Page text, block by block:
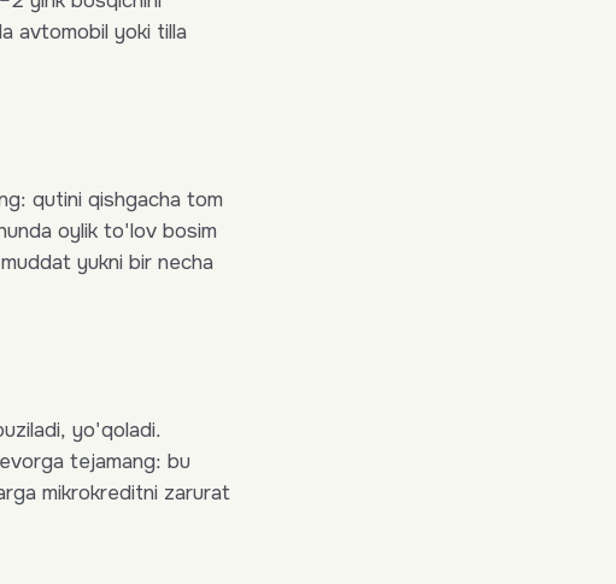
avtomobil yoki tilla
qutini qishgacha tom
oylik to'lov bosim
yukni bir necha
yo'qoladi.
tejamang: bu
mikrokreditni zarurat